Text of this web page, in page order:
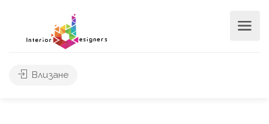
Влизане